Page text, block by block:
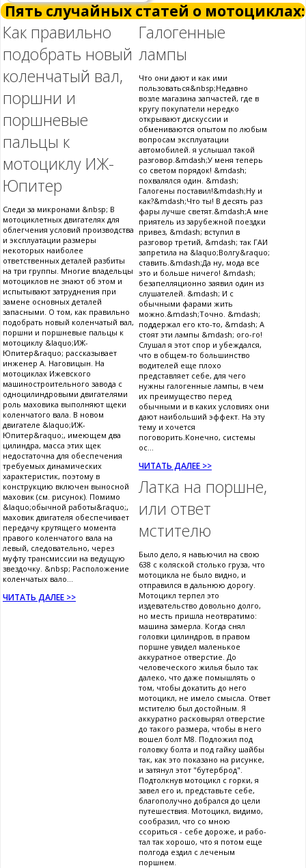
Пять случайных статей о мотоциклах:
Как правильно
подобрать новый
коленчатый вал,
поршни и
поршневые
пальцы к
мотоциклу ИЖ-
Юпитер
Следи за микронами &nbsp; В
мотоциклетных двигателях для
облегчения условий производства
и эксплуатации размеры
некоторых наиболее
ответственных деталей разбиты
на три группы. Многие владельцы
мотоциклов не знают об этом и
испытывают затруднения при
замене основных деталей
запасными. О том, как правильно
подобрать новый коленчатый вал,
поршни и поршневые пальцы к
мотоциклу &laquo;ИЖ-
Юпитер&raquo; рассказывает
инженер А. Наговицын. На
мотоциклах Ижевского
машиностроительного завода с
одноцилиндровыми двигателями
роль маховика выполняют щеки
коленчатого вала. В новом
двигателе &laquo;ИЖ-
Юпитер&raquo;, имеющем два
цилиндра, масса этих щек
недостаточна для обеспечения
требуемых динамических
характеристик, поэтому в
конструкцию включен выносной
маховик (см. рисунок). Помимо
&laquo;обычной работы&raquo;,
маховик двигателя обеспечивает
передачу крутящего момента
правого коленчатого вала на
левый, следовательно, через
муфту трансмиссии на ведущую
звездочку. &nbsp; Расположение
коленчатых вало...
ЧИТАТЬ ДАЛЕЕ >>
Галогенные
лампы
Что они дают и как ими
пользоваться&nbsp;Недавно
возле магазина запчастей, где в
кругу покупатели нередко
открывают дискуссии и
обмениваются опытом по любым
вопросам эксплуатации
автомобилей. я услышал такой
разговор.&mdash;У меня теперь
со светом порядок! &mdash;
похвалялся один. &mdash;
Галогены поставил!&mdash;Ну и
как?&mdash;Что ты! В десять раз
фары лучше светят.&mdash;А мне
приятель из зарубежной поездки
привез, &mdash; вступил в
разговор третий, &mdash; так ГАИ
запретила на &laquo;Волгу&raquo;
ставить.&mdash;Да ну, мода все
это и больше ничего! &mdash;
безапелляционно заявил один из
слушателей. &mdash; И с
обычными фарами жить
можно.&mdash;Точно. &mdash;
поддержал его кто-то, &mdash; А
стоят эти лампы &mdash; ого-го!
Слушал я этот спор и убеждался,
что в общем-то большинство
водителей еще плохо
представляет себе, для чего
нужны галогенные лампы, в чем
их преимущество перед
обычными и в каких условиях они
дают наибольший эффект. На эту
тему и хочется
поговорить.Конечно, системы
ос...
ЧИТАТЬ ДАЛЕЕ >>
Латка на поршне,
или ответ
мстителю
Было дело, я навьючил на свою
638 с коляской столько груза, что
мотоцикла не было видно, и
отправился в дальнюю дорогу.
Мотоцикл терпел это
издевательство довольно долго,
но месть пришла неотвратимо:
машина замерла. Когда снял
головки цилиндров, в правом
поршне увидел маленькое
аккуратное отверстие. До
человеческого жилья было так
далеко, что даже помышлять о
том, чтобы докатить до него
мотоцикл, не имело смысла. Ответ
мстителю был достойным. Я
аккуратно расковырял отверстие
до такого размера, чтобы в него
вошел болт М8. Подложил под
головку болта и под гайку шайбы
так, как это показано на рисунке,
и затянул этот "бутерброд".
Подтолкнув мотоцикл с горки, я
завел его и, представьте себе,
благополучно добрался до цели
путешествия. Мотоцикл, видимо,
сообразил, что со мною
ссориться - себе дороже, и рабо-
тал так хорошо, что я потом еще
полгода ездил с леченым
поршнем.